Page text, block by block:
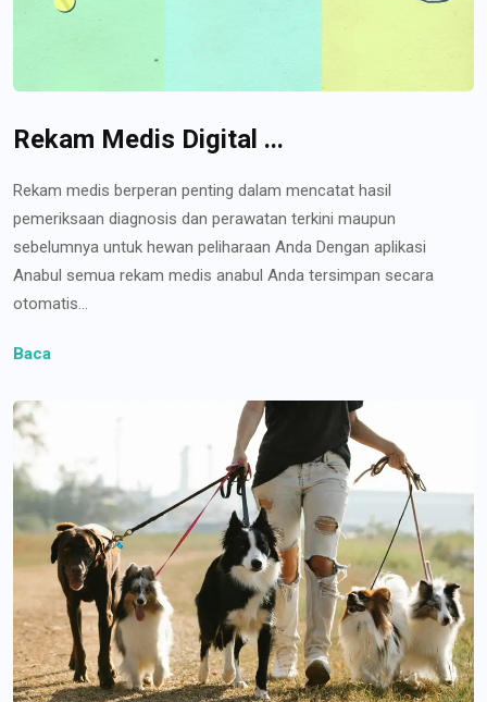
Rekam Medis Digital ...
Rekam medis berperan penting dalam mencatat hasil
pemeriksaan diagnosis dan perawatan terkini maupun
sebelumnya untuk hewan peliharaan Anda Dengan aplikasi
Anabul semua rekam medis anabul Anda tersimpan secara
otomatis...
Baca